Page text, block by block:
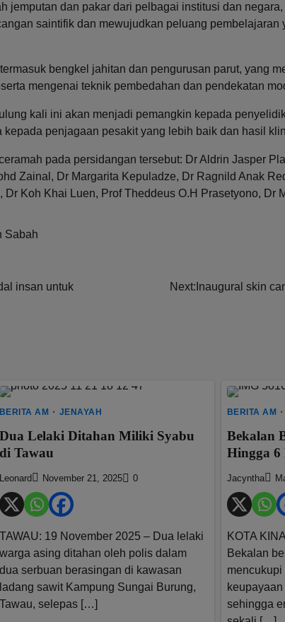
jemputan dan pakar dari pelbagai institusi dan
saintifik dan mewujudkan peluang pembelajaran
bengkel jahitan dan pengurusan parut, yang
mengenai teknik pembedahan dan pendekatan
kali ini akan menjadi pemangkin kepada
penjagaan pesakit yang lebih baik dan hasil
pada persidangan tersebut: Dr Aldrin Jasper
Zainal, Dr Margarita Kepuladze, Dr Ragnild Anak
Koh Khai Luen, Prof Theddeus O.H Prasetyono, Dr
Sabah
insan untuk
Next: Inaugural skin
BERITA AM JENAYAH
Dua Lelaki Ditahan Miliki Syabu
di Tawau
Leonard November 21, 2025 0
TAWAU: 19 November 2025 – Dua lelaki
warga asing ditahan oleh polis dalam
dua serbuan berasingan di kawasan
ladang sawit Kampung Sungai Burung,
Tawau, selepas […]
BERITA AM
Bekalan
Hingga
Jacyntha
KOTA
Bekalan
sehingga